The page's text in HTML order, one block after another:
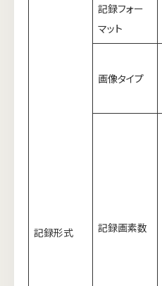
記録形式
記録フォー
マット
画像タイプ
記録画素数